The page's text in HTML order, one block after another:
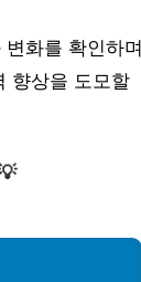
화를 확인하며
향상을 도모할